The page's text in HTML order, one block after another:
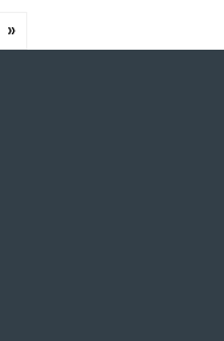
caustique et
de la Chine.La
de 'la qualité
»